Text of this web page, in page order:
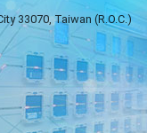
33070, Taiwan (R.O.C.)